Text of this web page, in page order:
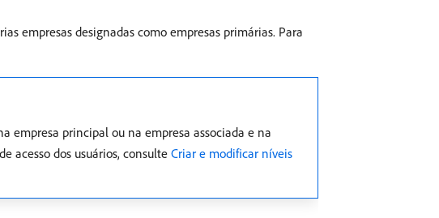
empresas designadas como empresas primárias. Para
empresa principal ou na empresa associada e na
acesso dos usuários, consulte Criar e modificar níveis